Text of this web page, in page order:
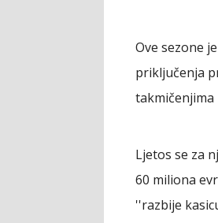
Ove sezone
priključenja
takmičenjima
Ljetos se za
60 miliona
''razbije